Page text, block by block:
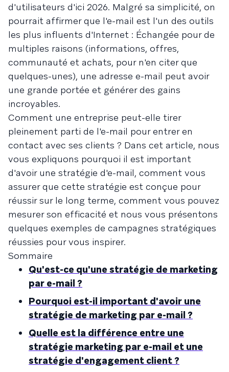
d'utilisateurs d'ici 2026. Malgré sa simplicité, on
pourrait affirmer que l'e-mail est l'un des outils
les plus influents d'Internet : Échangée pour de
multiples raisons (informations, offres,
communauté et achats, pour n'en citer que
quelques-unes), une adresse e-mail peut avoir
une grande portée et générer des gains
incroyables.
Comment une entreprise peut-elle tirer
pleinement parti de l'e-mail pour entrer en
contact avec ses clients ? Dans cet article, nous
vous expliquons pourquoi il est important
d'avoir une stratégie d'e-mail, comment vous
assurer que cette stratégie est conçue pour
réussir sur le long terme, comment vous pouvez
mesurer son efficacité et nous vous présentons
quelques exemples de campagnes stratégiques
réussies pour vous inspirer.
Sommaire
Qu'est-ce qu'une stratégie de marketing
par e-mail ?
Pourquoi est-il important d'avoir une
stratégie de marketing par e-mail ?
Quelle est la différence entre une
stratégie marketing par e-mail et une
stratégie d'engagement client ?